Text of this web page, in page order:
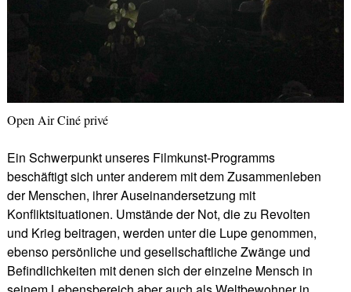
Open Air Ciné privé
Ein Schwerpunkt unseres Filmkunst-Programms
beschäftigt sich unter anderem mit dem Zusammenleben
der Menschen, ihrer Auseinandersetzung mit
Konfliktsituationen. Umstände der Not, die zu Revolten
und Krieg beitragen, werden unter die Lupe genommen,
ebenso persönliche und gesellschaftliche Zwänge und
Befindlichkeiten mit denen sich der einzelne Mensch in